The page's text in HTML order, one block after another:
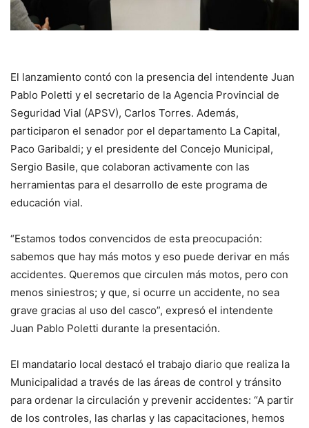
El lanzamiento contó con la presencia del intendente Juan
Pablo Poletti y el secretario de la Agencia Provincial de
Seguridad Vial (APSV), Carlos Torres. Además,
participaron el senador por el departamento La Capital,
Paco Garibaldi; y el presidente del Concejo Municipal,
Sergio Basile, que colaboran activamente con las
herramientas para el desarrollo de este programa de
educación vial.
“Estamos todos convencidos de esta preocupación:
sabemos que hay más motos y eso puede derivar en más
accidentes. Queremos que circulen más motos, pero con
menos siniestros; y que, si ocurre un accidente, no sea
grave gracias al uso del casco”, expresó el intendente
Juan Pablo Poletti durante la presentación.
El mandatario local destacó el trabajo diario que realiza la
Municipalidad a través de las áreas de control y tránsito
para ordenar la circulación y prevenir accidentes: “A partir
de los controles, las charlas y las capacitaciones, hemos